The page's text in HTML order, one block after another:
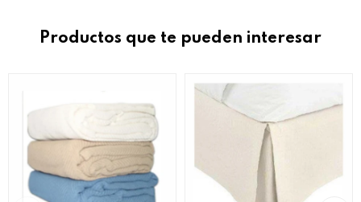
Productos que te pueden interesar